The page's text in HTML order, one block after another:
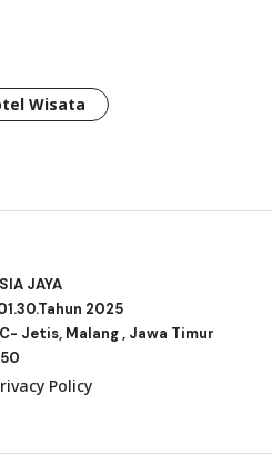
Wisata
JAYA
2025
Jetis, Malang , Jawa Timur
Policy